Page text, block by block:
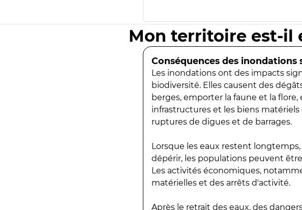
Mon territoire est-il
Conséquences des inondations
Les inondations ont des impacts
biodiversité. Elles causent des
berges, emporter la faune et la
infrastructures et les biens
ruptures de digues et de barrages.
Lorsque les eaux restent
dépérir, les populations peuvent
Les activités économiques,
matérielles et des arrêts d'activité.
Après le retrait des eaux, des